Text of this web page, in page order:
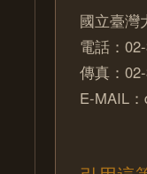
國立臺灣
電話：
傳真：
E-MAIL